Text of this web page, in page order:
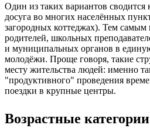
Один из таких вариантов
досуга во многих населённых
загородных коттеджах). Тем самым
родителей, школьных
и муниципальных органов в
молодёжи. Проще говоря, такие
месту жительства людей: именно
"продуктивного" проведения
поездки в крупные центры.
Возрастные